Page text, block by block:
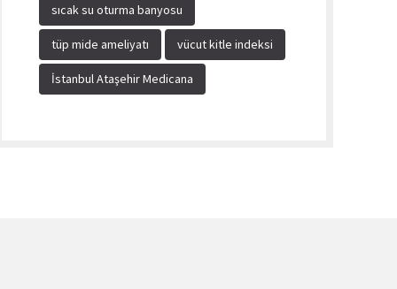
sıcak su oturma banyosu
tüp mide ameliyatı vücut kitle indeksi
İstanbul Ataşehir Medicana